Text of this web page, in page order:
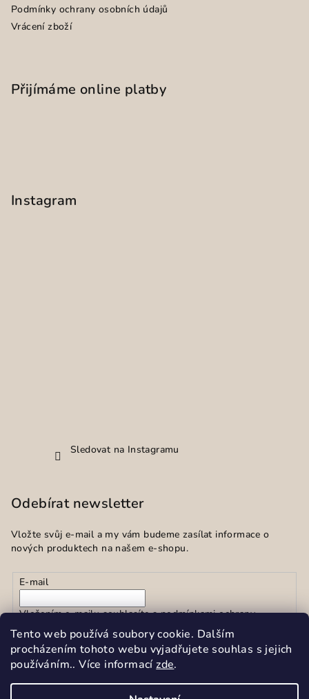
Tento web používá soubory cookie. Dalším
procházením tohoto webu vyjadřujete souhlas s jejich
používáním.. Více informacízde.
Podmínky ochrany osobních údajů
Vrácení zboží
Přijímáme online platby
Instagram
Sledovat na Instagramu
Odebírat newsletter
Vložte svůj e-mail a my vám budeme zasílat informace o
nových produktech na našem e-shopu.
E-mail
Vložením e-mailu souhlasíte spodmínkami ochrany
osobních údajů
Přihlásit se